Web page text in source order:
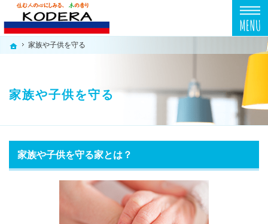
ホーム
家族や子供を守る
家族や子供を守る
プロの目線からご提案。東京都東久留米市の注文住宅・新築戸建てを手がける工務店なら
東京都東久留米市の新築・注文住宅・新築戸建てを手がける工務店なら小寺工務店
家族や子供を守る家とは？
ホーム
家族や子供を守る